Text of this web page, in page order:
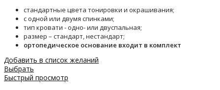
стандартные цвета тонировки и окрашивания;
с одной или двумя спинками;
тип кровати - одно- или двуспальная;
размер – стандарт, нестандарт;
ортопедическое основание входит в комплект
Добавить в список желаний
Выбрать
Быстрый просмотр